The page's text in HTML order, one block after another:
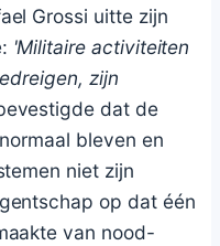
Grossi uitte zijn
'Militaire activiteiten
zijn
dat de
bleven en
niet zijn
op dat één
van nood-